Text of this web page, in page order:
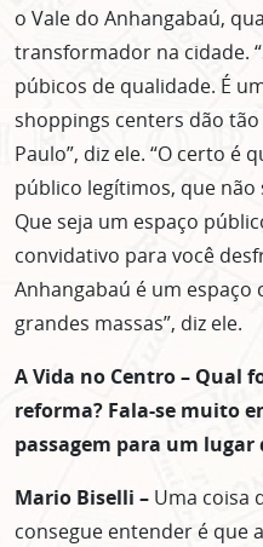
o Vale do Anhangabaú,
transformador na cidade.
púbicos de qualidade. É
shoppings centers dão
Paulo”, diz ele. “O certo é
público legítimos, que
Que seja um espaço
convidativo para você
Anhangabaú é um espaço
grandes massas”, diz ele.
A Vida no Centro – Qual
reforma? Fala-se muito
passagem para um lugar
Mario Biselli – Uma coisa
consegue entender é que